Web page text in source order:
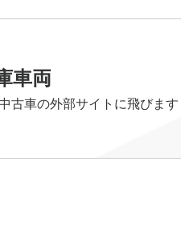
車両
古車の外部サイトに飛びます